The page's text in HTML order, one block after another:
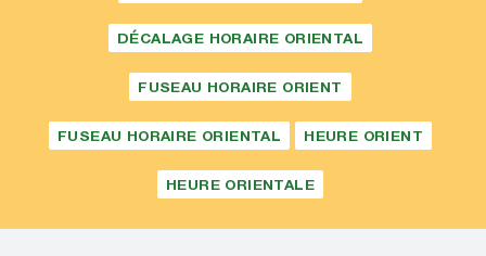
DÉCALAGE HORAIRE ORIENTAL
FUSEAU HORAIRE ORIENT
FUSEAU HORAIRE ORIENTAL HEURE ORIENT
HEURE ORIENTALE